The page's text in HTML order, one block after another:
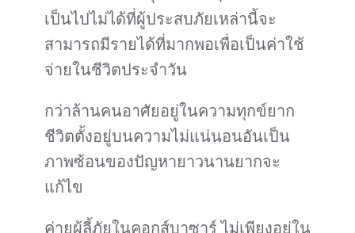
เป็นไปไม่ได้ที่ผู้ประสบภัยเหล่านี้จะ
สามารถมีรายได้ที่มากพอเพื่อเป็นค่าใช้
จ่ายในชีวิตประจำวัน
กว่าล้านคนอาศัยอยู่ในความทุกข์ยาก
ชีวิตตั้งอยู่บนความไม่แน่นอนอันเป็น
ภาพซ้อนของปัญหายาวนานยากจะ
แก้ไข
ค่ายผู้ลี้ภัยในคอกส์บาซาร์ ไม่เพียงอยู่ใน